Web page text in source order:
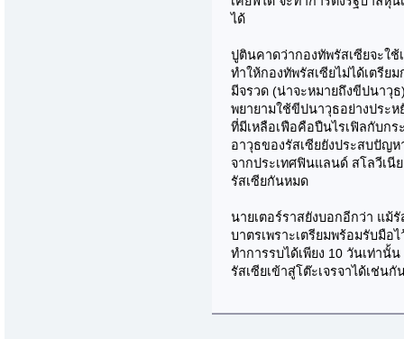
ได้
ปูตินคาดว่ากองทัพรัสเซียจะใช้
ทำให้กองทัพรัสเซียไม่ได้เตรีย
มีจรวด (น่าจะหมายถึงขีปนาวุธ
พยายามใช้ขีปนาวุธอย่างประ
ที่มีเหลือเฟือคือปืนไรเฟิลกับก
อาวุธของรัสเซียยังประสบปัญ
จากประเทศฟินแลนด์ สโลวีเนี
รัสเซียกันหมด
นายเตอร์ราสยังบอกอีกว่า แม้
บาตรเพราะเตรียมพร้อมรับมือ
ทำการรบได้เพียง 10 วันเท่านั้
รัสเซียเข้าสู่โต๊ะเจรจาได้เช่นกั